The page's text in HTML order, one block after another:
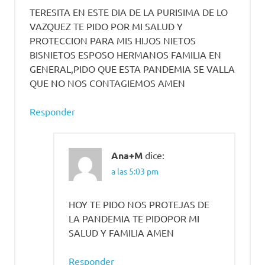
TERESITA EN ESTE DIA DE LA PURISIMA DE LO
VAZQUEZ TE PIDO POR MI SALUD Y
PROTECCION PARA MIS HIJOS NIETOS
BISNIETOS ESPOSO HERMANOS FAMILIA EN
GENERAL,PIDO QUE ESTA PANDEMIA SE VALLA
QUE NO NOS CONTAGIEMOS AMEN
Responder
Ana+M dice:
a las 5:03 pm
HOY TE PIDO NOS PROTEJAS DE
LA PANDEMIA TE PIDOPOR MI
SALUD Y FAMILIA AMEN
Responder